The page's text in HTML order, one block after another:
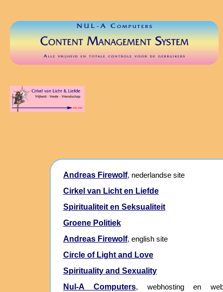
Andreas Firewolf, nederlandse site
Cirkel van Licht en Liefde
Spiritualiteit en Seksualiteit
Groene Politiek
Andreas Firewolf, english site
Circle of Light and Love
Spirituality and Sexuality
Nul-A Computers, webhosting en